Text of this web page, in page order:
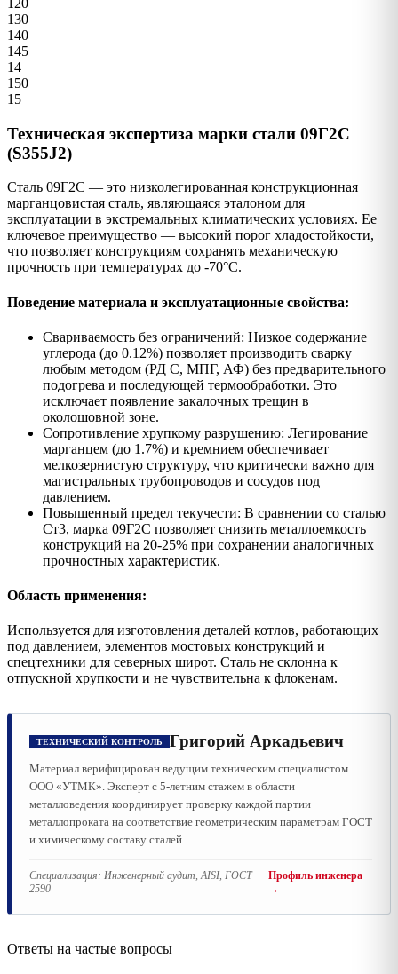
130
140
145
14
150
15
Техническая экспертиза марки стали 09Г2С
(S355J2)
Сталь 09Г2С — это низколегированная конструкционная
марганцовистая сталь, являющаяся эталоном для
эксплуатации в экстремальных климатических условиях. Ее
ключевое преимущество — высокий порог хладостойкости,
что позволяет конструкциям сохранять механическую
прочность при температурах до -70°C.
Поведение материала и эксплуатационные свойства:
Свариваемость без ограничений: Низкое содержание
углерода (до 0.12%) позволяет производить сварку
любым методом (РД С, МПГ, АФ) без предварительного
подогрева и последующей термообработки. Это
исключает появление закалочных трещин в
околошовной зоне.
Сопротивление хрупкому разрушению: Легирование
марганцем (до 1.7%) и кремнием обеспечивает
мелкозернистую структуру, что критически важно для
магистральных трубопроводов и сосудов под
давлением.
Повышенный предел текучести: В сравнении со сталью
Ст3, марка 09Г2С позволяет снизить металлоемкость
конструкций на 20-25% при сохранении аналогичных
прочностных характеристик.
Область применения:
Используется для изготовления деталей котлов, работающих
под давлением, элементов мостовых конструкций и
спецтехники для северных широт. Сталь не склонна к
отпускной хрупкости и не чувствительна к флокенам.
ТЕХНИЧЕСКИЙ КОНТРОЛЬ Григорий Аркадьевич
Материал верифицирован ведущим техническим специалистом
ООО «УТМК». Эксперт с 5-летним стажем в области
металловедения координирует проверку каждой партии
металлопроката на соответствие геометрическим параметрам ГОСТ
и химическому составу сталей.
Специализация: Инженерный аудит, AISI, ГОСТ
2590
Профиль инженера
→
Ответы на частые вопросы